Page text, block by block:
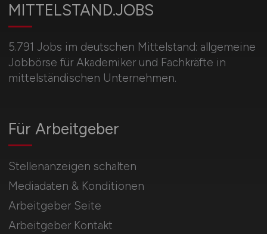
MITTELSTAND.JOBS
5.791 Jobs im deutschen Mittelstand: allgemeine
Jobbörse für Akademiker und Fachkräfte in
mittelständischen Unternehmen.
Für Arbeitgeber
Stellenanzeigen schalten
Mediadaten & Konditionen
Arbeitgeber Seite
Arbeitgeber Kontakt